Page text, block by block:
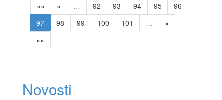
«« « … 92 93 94 95
96
97
98 99 100 101 …
»
»»
Novosti